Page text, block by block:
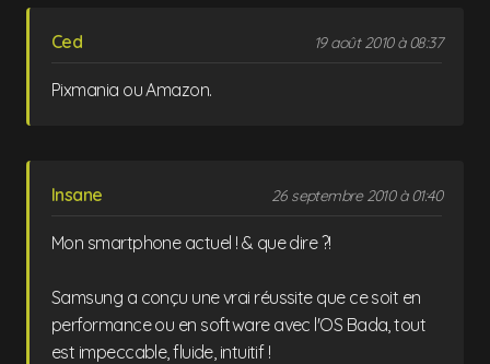
Ced 19 août 2010 à 08:37
Pixmania ou Amazon.
Insane 26 septembre 2010 à 01:40
Mon smartphone actuel ! & que dire ?!
Samsung a conçu une vrai réussite que ce soit en
performance ou en software avec l'OS Bada, tout
est impeccable, fluide, intuitif !